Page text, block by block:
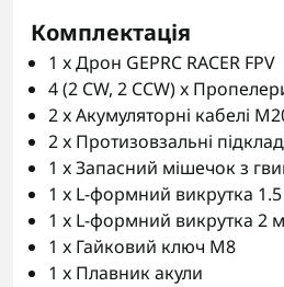
Комплектація
1 x Дрон GEPRC RACER FPV
4 (2 CW, 2 CCW) x
2 x Акумуляторні кабелі
2 x Протизовзальні
1 x Запасний мішечок з
1 x L-формний викрутка
1 x L-формний викрутка 2
1 x Гайковий ключ M8
1 x Плавник акули